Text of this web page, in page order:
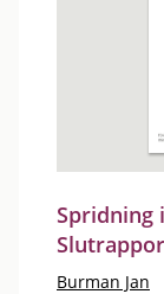
Spridning
Burman Jan